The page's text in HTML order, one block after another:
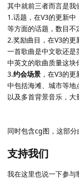
其中就前三者而言是我
1.话题，在V3的更新
等方面的话题，数目不
2.奖励曲目，在V3的
一首歌曲是中文歌还是
中英文的歌曲质量这块
3.约会场景 ，在V3的
中包括海滩、城市等地
以及多首背景音乐，大
同时包含cg图，这部
支持我们
我在这里也说一下参与